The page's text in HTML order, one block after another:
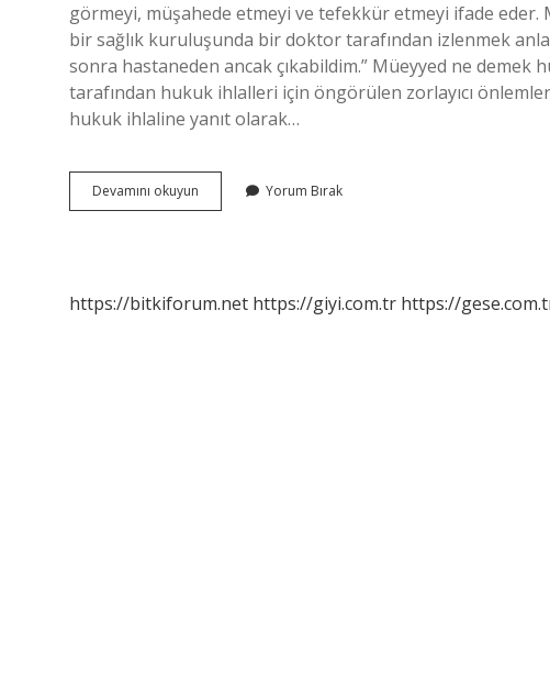
görmeyi, müşahede etmeyi ve tefekkür etmeyi ifade eder.
bir sağlık kuruluşunda bir doktor tarafından izlenmek
sonra hastaneden ancak çıkabildim.” Müeyyed ne demek
tarafından hukuk ihlalleri için öngörülen zorlayıcı
hukuk ihlaline yanıt olarak…
Devamını okuyun Müşahede
Etmek
Yorum Bırak
https://bitkiforum.net https://giyi.com.tr https://